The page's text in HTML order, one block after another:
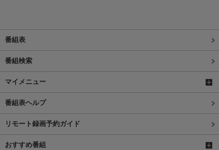
番組表
番組検索
マイメニュー
番組表ヘルプ
リモート録画予約ガイド
おすすめ番組